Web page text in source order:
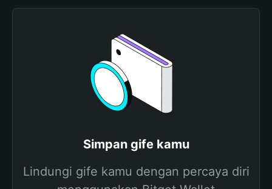
Simpan gife kamu
Lindungi gife kamu dengan percaya diri